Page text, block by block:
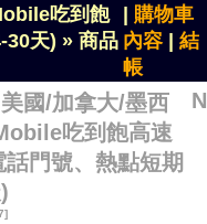
吃到飽
30天) » 商品
購物車
內容
結
帳
國/加拿大/墨西
吃到飽高速
話門號、熱點短期